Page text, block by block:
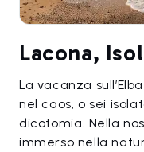
Lacona,
La vacanza
nel caos, o sei
dicotomia. Nella
immerso nella